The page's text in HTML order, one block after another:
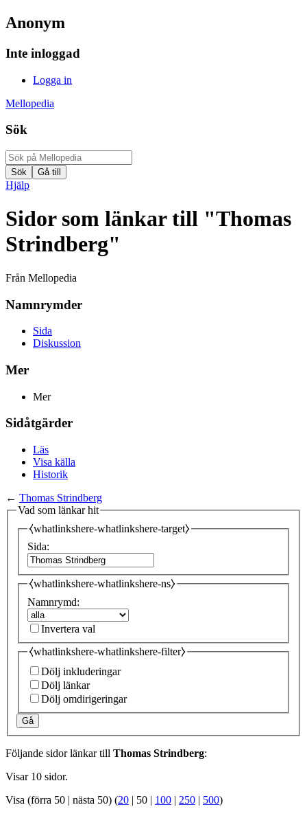
Anonym
Inte inloggad
Logga in
Mellopedia
Sök
Hjälp
Sidor som länkar till "Thomas
Strindberg"
Från Mellopedia
Namnrymder
Sida
Diskussion
Mer
Mer
Sidåtgärder
Läs
Visa källa
Historik
← Thomas Strindberg
Vad som länkar hit
⧼whatlinkshere-whatlinkshere-target⧽
Sida:
⧼whatlinkshere-whatlinkshere-ns⧽
Namnrymd:
Invertera val
⧼whatlinkshere-whatlinkshere-filter⧽
Dölj inkluderingar
Dölj länkar
Dölj omdirigeringar
Gå
Följande sidor länkar till Thomas Strindberg:
Visar 10 sidor.
Visa (förra 50 | nästa 50) (20 | 50 | 100 | 250 | 500)